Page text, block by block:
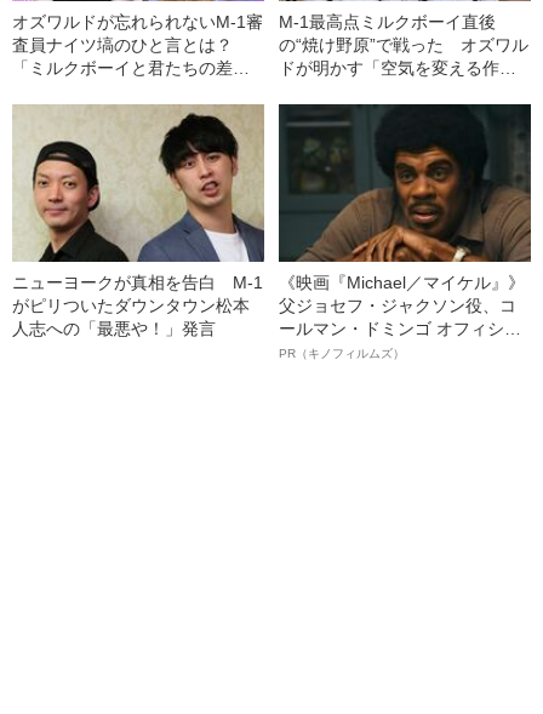
オズワルドが忘れられないM-1審
査員ナイツ塙のひと言とは？
「ミルクボーイと君たちの差
M-1最高点ミルクボーイ直後
の“焼け野原”で戦った オズワル
ドが明かす「空気を変える作
ニューヨークが真相を告白 M-1
がピリついたダウンタウン松本
人志への「最悪や！」発言
《映画『Michael／マイケル』》
父ジョセフ・ジャクソン役、コ
ールマン・ドミンゴ オフィシャ
ルインタビュー“観客を魅了した
PR（キノフィルムズ）